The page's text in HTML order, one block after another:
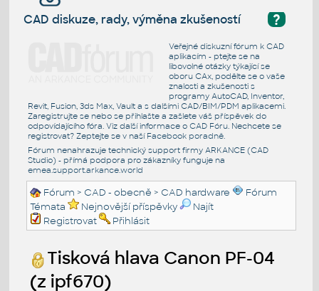
?
CAD diskuze, rady, výměna zkušeností
Veřejné diskuzní fórum k CAD
aplikacím - ptejte se na
libovolné otázky týkající se
oboru CAx, podělte se o vaše
znalosti a zkušenosti s
programy AutoCAD, Inventor,
Revit, Fusion, 3ds Max, Vault a s dalšími CAD/BIM/PDM aplikacemi.
Zaregistrujte se nebo se přihlašte a zašlete váš příspěvek do
odpovídajícího fóra. Viz další informace o CAD Fóru. Nechcete se
registrovat? Zeptejte se v naší Facebook poradně.
Fórum nenahrazuje technický support firmy ARKANCE (CAD
Studio) - přímá podpora pro zákazníky funguje na
emea.support.arkance.world
Fórum > CAD - obecně > CAD hardware
Fórum
Témata
Nejnovější příspěvky
Najít
Registrovat
Přihlásit
Tisková hlava Canon PF-04
(z ipf670)